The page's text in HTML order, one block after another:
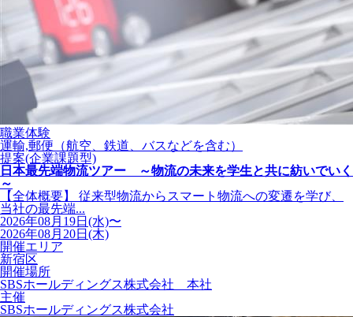
職業体験
運輸,郵便（航空、鉄道、バスなどを含む）
提案(企業課題型)
日本最先端物流ツアー ～物流の未来を学生と共に紡いでいく
～
【全体概要】 従来型物流からスマート物流への変遷を学び、
当社の最先端...
2026年08月19日(水)〜
2026年08月20日(木)
開催エリア
新宿区
開催場所
SBSホールディングス株式会社 本社
主催
SBSホールディングス株式会社